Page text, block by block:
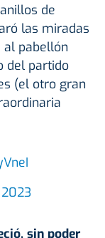
de
las miradas
al pabellón
del partido
(el otro gran
sin poder